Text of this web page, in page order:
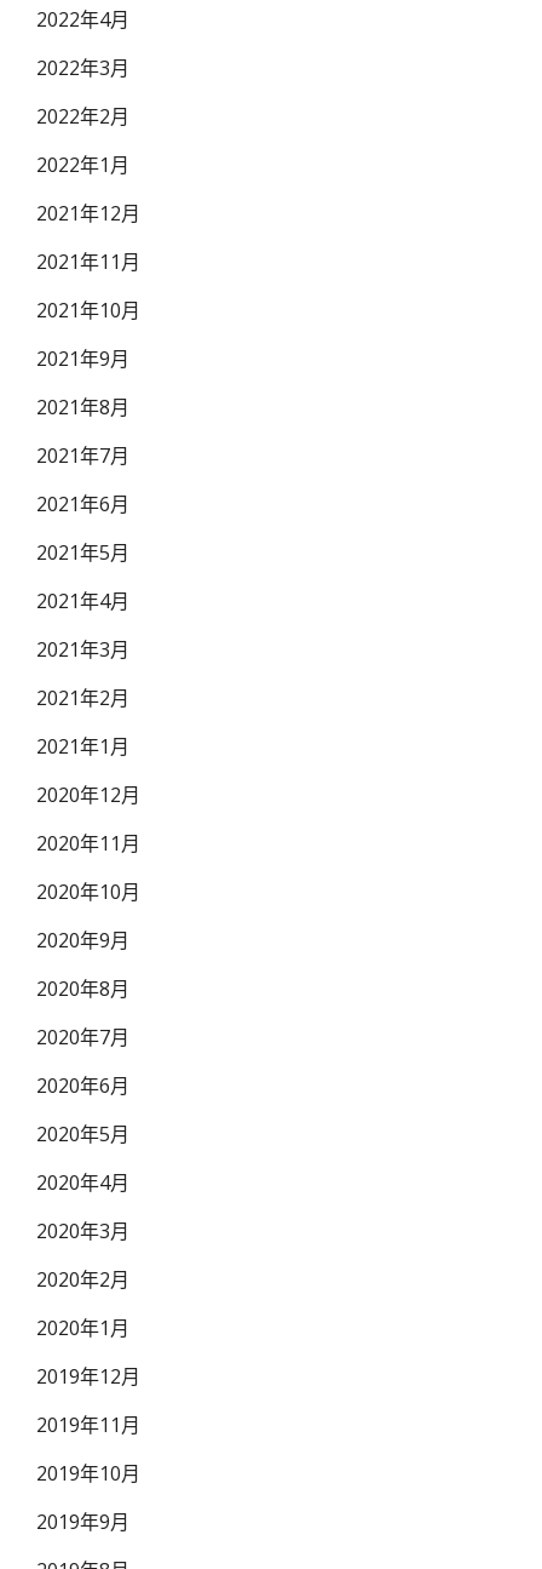
2022年4月
2022年3月
2022年2月
2022年1月
2021年12月
2021年11月
2021年10月
2021年9月
2021年8月
2021年7月
2021年6月
2021年5月
2021年4月
2021年3月
2021年2月
2021年1月
2020年12月
2020年11月
2020年10月
2020年9月
2020年8月
2020年7月
2020年6月
2020年5月
2020年4月
2020年3月
2020年2月
2020年1月
2019年12月
2019年11月
2019年10月
2019年9月